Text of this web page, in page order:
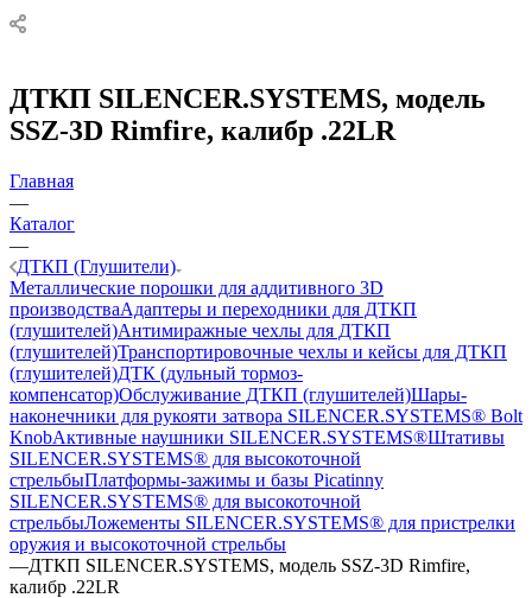
ДТКП SILENCER.SYSTEMS, модель
SSZ-3D Rimfire, калибр .22LR
Главная
—
Каталог
—
ДТКП (Глушители)
Металлические порошки для аддитивного 3D
производстваАдаптеры и переходники для ДТКП
(глушителей)Антимиражные чехлы для ДТКП
(глушителей)Транспортировочные чехлы и кейсы для ДТКП
(глушителей)ДТК (дульный тормоз-
компенсатор)Обслуживание ДТКП (глушителей)Шары-
наконечники для рукояти затвора SILENCER.SYSTEMS® Bolt
KnobАктивные наушники SILENCER.SYSTEMS®Штативы
SILENCER.SYSTEMS® для высокоточной
стрельбыПлатформы-зажимы и базы Picatinny
SILENCER.SYSTEMS® для высокоточной
стрельбыЛожементы SILENCER.SYSTEMS® для пристрелки
оружия и высокоточной стрельбы
—ДТКП SILENCER.SYSTEMS, модель SSZ-3D Rimfire,
калибр .22LR